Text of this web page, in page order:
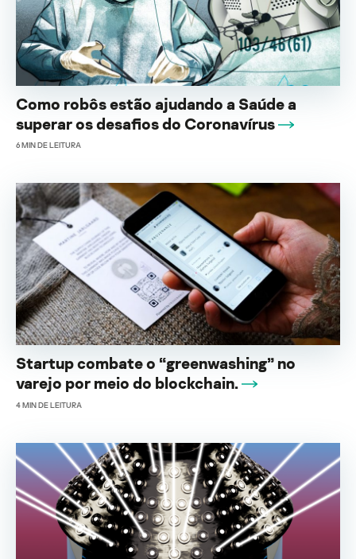
Como robôs estão ajudando a Saúde a
superar os desafios do Coronavírus
6MIN DE LEITURA
Startup combate o “greenwashing” no
varejo por meio do blockchain.
4MIN DE LEITURA